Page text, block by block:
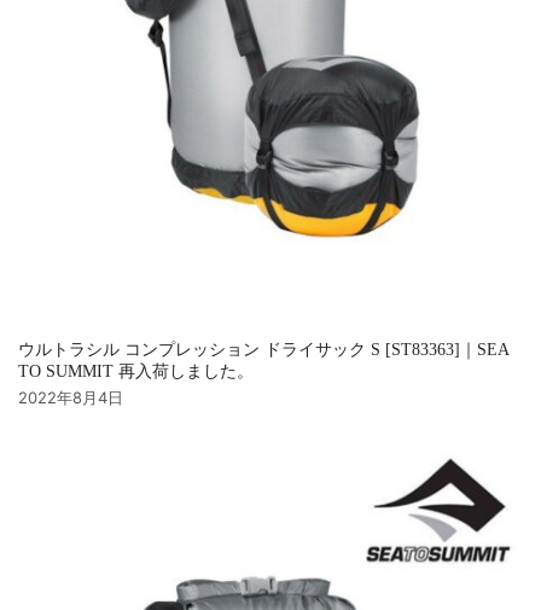
ウルトラシル コンプレッション ドライサック S [ST83363]｜SEA
TO SUMMIT 再入荷しました。
2022年8月4日